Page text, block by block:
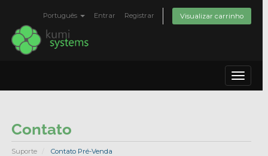
Português Entrar Registrar Visualizar carrinho
Toggle
Contato
Suporte Contato Pré-Venda